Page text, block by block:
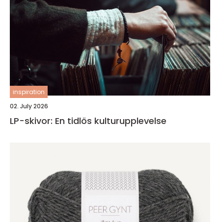
inspiration
02. July 2026
LP-skivor: En tidlös kulturupplevelse